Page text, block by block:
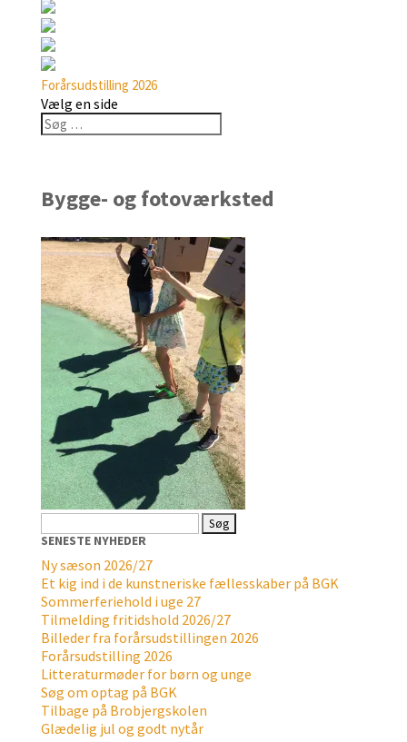
Forårsudstilling 2026
Vælg en side
Bygge- og fotoværksted
efter:
SENESTE NYHEDER
Ny sæson 2026/27
Et kig ind i de kunstneriske fællesskaber på BGK
Sommerferiehold i uge 27
Tilmelding fritidshold 2026/27
Billeder fra forårsudstillingen 2026
Forårsudstilling 2026
Litteraturmøder for børn og unge
Søg om optag på BGK
Tilbage på Brobjergskolen
Glædelig jul og godt nytår